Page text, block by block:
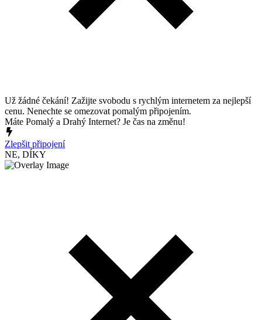
Už žádné čekání! Zažijte svobodu s rychlým internetem za nejlepší
cenu. Nenechte se omezovat pomalým připojením.
Máte Pomalý a Drahý Internet? Je čas na změnu!
Zlepšit připojení
NE, DÍKY